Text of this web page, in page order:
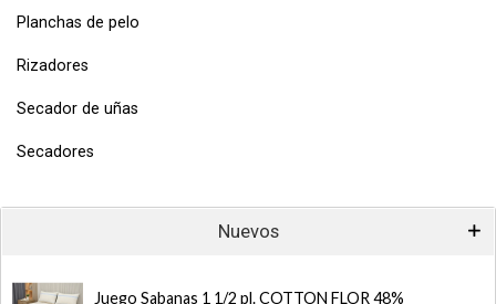
Planchas de pelo
Rizadores
Secador de uñas
Secadores
Nuevos
Juego Sabanas 1 1/2 pl. COTTON FLOR 48%